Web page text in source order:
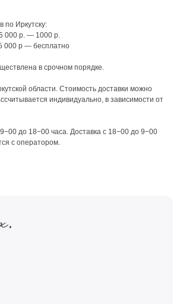
по Иркутску:
000 р. — 1000 р.
000 р — бесплатно
в срочном порядке.
области. Стоимость доставки можно
индивидуально, в зависимости от
до 18−00 часа. Доставка с 18−00 до 9−00
с оператором.